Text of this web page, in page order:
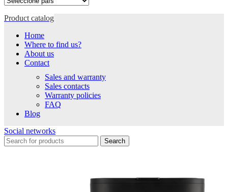
Product catalog
Home
Where to find us?
About us
Contact
Sales and warranty
Sales contacts
Warranty policies
FAQ
Blog
Social networks
Search